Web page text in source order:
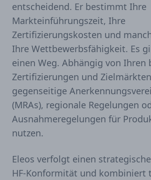
entscheidend. Er bestimmt Ihre
Markteinführungszeit, Ihre
Zertifizierungskosten und
Ihre Wettbewerbsfähigkeit. Es
einen Weg. Abhängig von Ihren
Zertifizierungen und
gegenseitige
(MRAs), regionale Regelungen
Ausnahmeregelungen für
nutzen.
Eleos verfolgt einen
HF-Konformität und kombiniert